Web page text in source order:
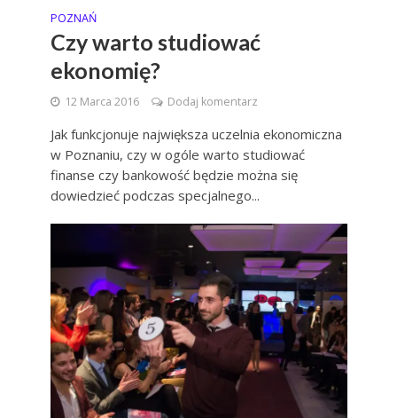
POZNAŃ
Czy warto studiować
ekonomię?
12 Marca 2016 Dodaj komentarz
Jak funkcjonuje największa uczelnia ekonomiczna
w Poznaniu, czy w ogóle warto studiować
finanse czy bankowość będzie można się
dowiedzieć podczas specjalnego...